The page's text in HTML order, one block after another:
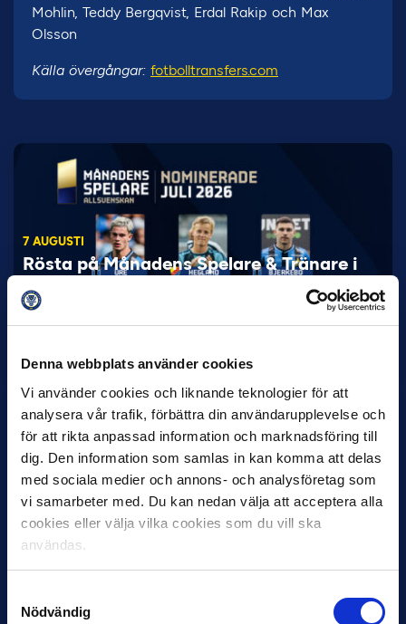
Denna webbplats använder cookies
Vi använder cookies och liknande teknologier för att
analysera vår trafik, förbättra din användarupplevelse och
för att rikta anpassad information och marknadsföring till
dig. Den information som samlas in kan komma att delas
med sociala medier och annons- och analysföretag som
vi samarbeter med. Du kan nedan välja att acceptera alla
cookies eller välja vilka cookies som du vill ska
användas.
Nödvändig
Mohlin, Teddy Bergqvist, Erdal Rakip och Max
Olsson
Källa övergångar: fotbolltransfers.com
7 AUGUSTI
Rösta på Månadens Spelare & Tränare i
juli
IK Sirius fortsätter att sätta tonen i Allsvenskan med sin
Joachim Björklund tar över IFK Göteborg